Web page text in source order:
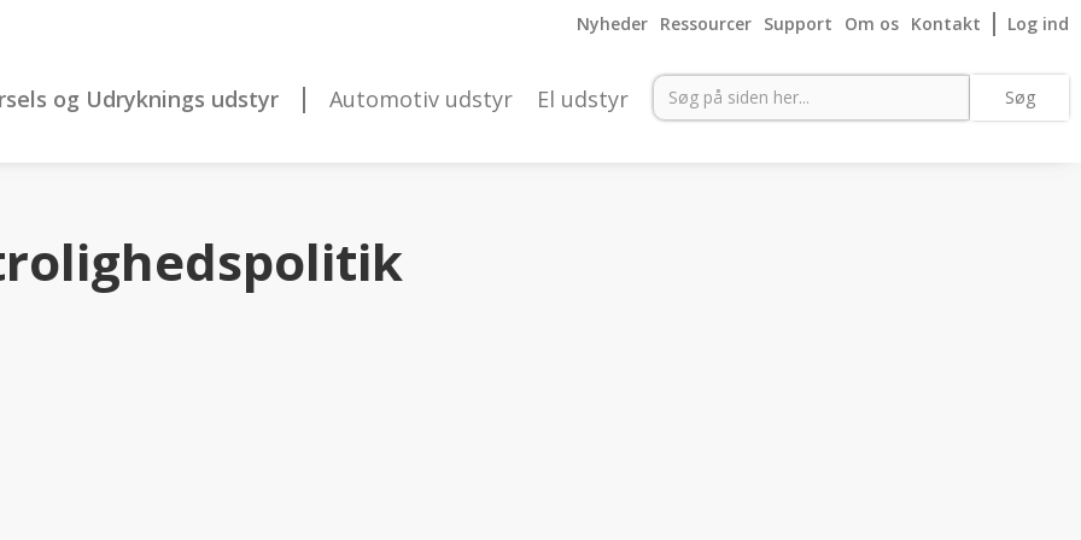
Nyheder Ressourcer Support Om os Kontakt Log ind
og Udryknings udstyr Automotiv udstyr El udstyr